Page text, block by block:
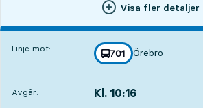
Visa fler detaljer
Linje mot: linje
701
mot
Örebro
,
Avgår: Kl. 10:16